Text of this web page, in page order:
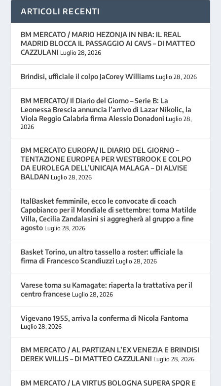
ARTICOLI RECENTI
BM MERCATO / MARIO HEZONJA IN NBA: IL REAL
MADRID BLOCCA IL PASSAGGIO AI CAVS – DI MATTEO
CAZZULANI Luglio 28, 2026
Brindisi, ufficiale il colpo JaCorey Williams Luglio 28, 2026
BM MERCATO/ Il Diario del Giorno – Serie B: La
Leonessa Brescia annuncia l’arrivo di Lazar Nikolic, la
Viola Reggio Calabria firma Alessio Donadoni Luglio 28,
2026
BM MERCATO EUROPA/ IL DIARIO DEL GIORNO –
TENTAZIONE EUROPEA PER WESTBROOK E COLPO
DA EUROLEGA DELL’UNICAJA MALAGA – DI ALVISE
BALDAN Luglio 28, 2026
ItalBasket femminile, ecco le convocate di coach
Capobianco per il Mondiale di settembre: torna Matilde
Villa, Cecilia Zandalasini si aggregherà al gruppo a fine
agosto Luglio 28, 2026
Basket Torino, un altro tassello a roster: ufficiale la
firma di Francesco Scandiuzzi Luglio 28, 2026
Varese torna su Kamagate: riaperta la trattativa per il
centro francese Luglio 28, 2026
Vigevano 1955, arriva la conferma di Nicola Fantoma
Luglio 28, 2026
BM MERCATO / AL PARTIZAN L’EX VENEZIA E BRINDISI
DEREK WILLIS – DI MATTEO CAZZULANI Luglio 28, 2026
BM MERCATO / LA VIRTUS BOLOGNA SUPERA SPQR E